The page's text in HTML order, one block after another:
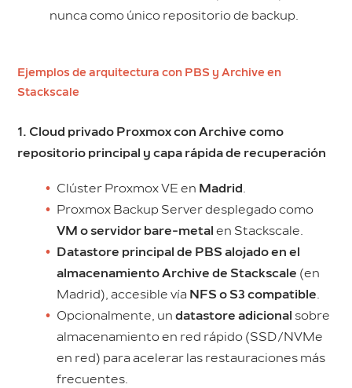
nunca como único repositorio de backup.
Ejemplos de arquitectura con PBS y Archive en
Stackscale
1. Cloud privado Proxmox con Archive como
repositorio principal y capa rápida de recuperación
Clúster Proxmox VE en Madrid.
Proxmox Backup Server desplegado como
VM o servidor bare-metal en Stackscale.
Datastore principal de PBS alojado en el
almacenamiento Archive de Stackscale (en
Madrid), accesible vía NFS o S3 compatible.
Opcionalmente, undatastore adicional sobre
almacenamiento en red rápido (SSD/NVMe
en red) para acelerar las restauraciones más
frecuentes.